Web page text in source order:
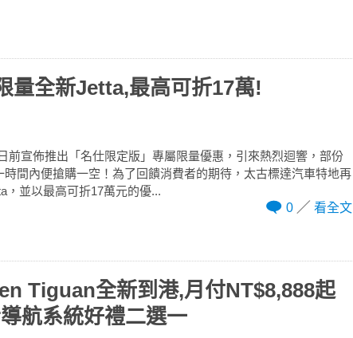
量全新Jetta,最高可折17萬!
前宣佈推出「名仕限定版」專屬限量優惠，引來熱烈迴響，部份
間內便搶購一空！為了回饋消費者的期待，太古標達汽車特地再
，並以最高可折17萬元的優...
0
看全文
Tiguan全新到港,月付NT$8,888起
航系統好禮二選一